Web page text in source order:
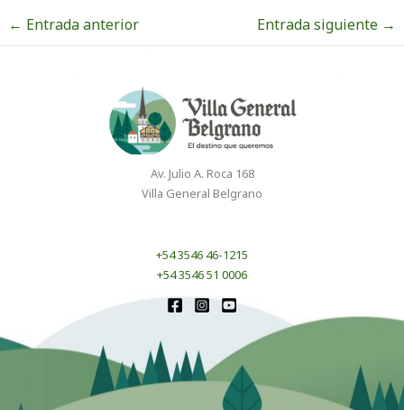
← Entrada anterior Entrada siguiente →
Av. Julio A. Roca 168
Villa General Belgrano
+54 3546 46-1215
+54 3546 51 0006